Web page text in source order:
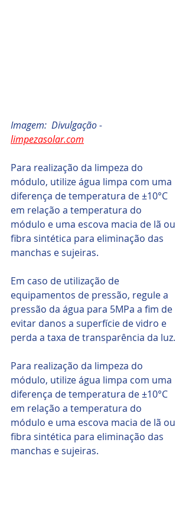
Imagem:  Divulgação -
limpezasolar.com
Para realização da limpeza do
módulo, utilize água limpa com uma
diferença de temperatura de ±10°C
em relação a temperatura do
módulo e uma escova macia de lã ou
fibra sintética para eliminação das
manchas e sujeiras.
Em caso de utilização de
equipamentos de pressão, regule a
pressão da água para 5MPa a fim de
evitar danos a superfície de vidro e
perda a taxa de transparência da luz.
Para realização da limpeza do
módulo, utilize água limpa com uma
diferença de temperatura de ±10°C
em relação a temperatura do
módulo e uma escova macia de lã ou
fibra sintética para eliminação das
manchas e sujeiras.